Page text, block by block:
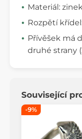
Materiál: zinek
Rozpětí
Přívěšek má
druhé strany
Související
-9%